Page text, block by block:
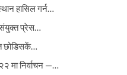
हासिल गर्न…
प्रेस…
छोडिसकें…
मा निर्वाचन —…